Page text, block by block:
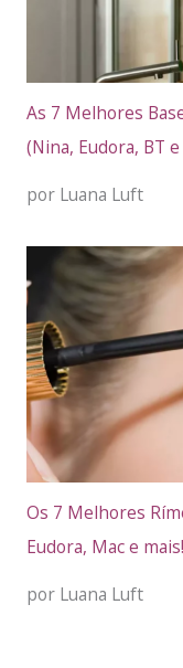
As 7 Melhores
(Nina, Eudora, BT e
por Luana Luft
Os 7 Melhores
Eudora, Mac e
por Luana Luft